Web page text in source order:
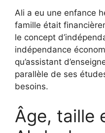
Ali a eu une enfance
famille était
le concept
indépendance
qu’assistant
parallèle de ses
besoins.
Âge, taille